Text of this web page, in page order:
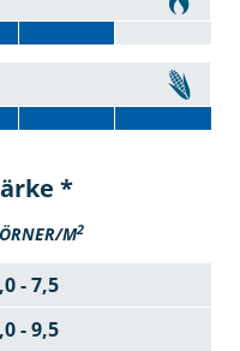
*
M2
- 7,5
- 9,5